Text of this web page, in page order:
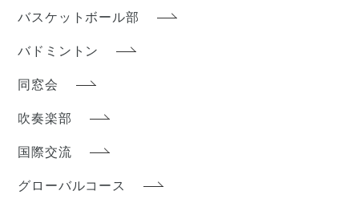
バスケットボール部
バドミントン
同窓会
吹奏楽部
国際交流
グローバルコース